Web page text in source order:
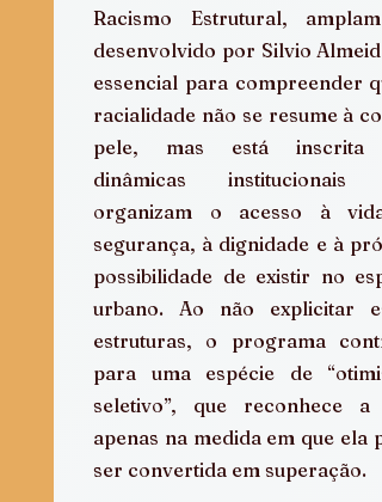
Racismo Estrutural,
desenvolvido por Silvio
essencial para compreender
racialidade não se resume à
pele, mas está inscrita
dinâmicas institucionais
organizam o acesso à
segurança, à dignidade e à
possibilidade de existir no
urbano. Ao não explicitar
estruturas, o programa
para uma espécie de
seletivo”, que reconhece a
apenas na medida em que ela
ser convertida em superação.